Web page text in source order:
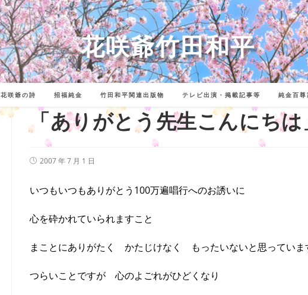
花咲爺竹田和平
花咲爺の詩 招福純金 竹田和平関連出版物 テレビ出演・掲載記事等 純金百尊
「ありがとう先生こんにちは
投
開
日:
2007 年 7 月 1 日
いつもいつもありがとう100万遍唱行へのお誘いに
心を砕かれていられますこと
まことにありがたく かたじけなく もったいないと思っていま
つらいことですが 心のよごれがひどくなり